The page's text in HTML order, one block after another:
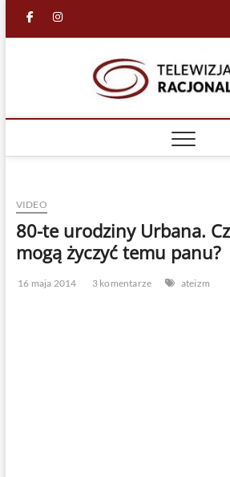
facebook
in
VIDEO
80-te urodziny Urbana.
mogą życzyć temu panu?
16 maja 2014 3 komentarze ateizm